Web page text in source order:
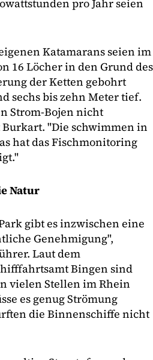
pro Jahr seien
Katamarans seien im
16 Löcher in den Grund des
der Ketten gebohrt
sechs bis zehn Meter tief.
Strom-Bojen nicht
"Die schwimmen in
hat das Fischmonitoring
Natur
gibt es inzwischen eine
Genehmigung",
Laut dem
Bingen sind
vielen Stellen im Rhein
es genug Strömung
die Binnenschiffe nicht